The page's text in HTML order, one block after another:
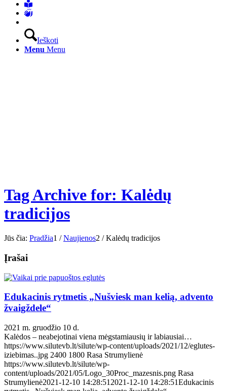
Ieškoti
Menu Menu
Tag Archive for: Kalėdų
tradicijos
Jūs čia: Pradžia1 / Naujienos2 / Kalėdų tradicijos
Įrašai
Edukacinis rytmetis „Nušviesk man kelią, advento
žvaigždele“
2021 m. gruodžio 10 d.
Kalėdos – neabejotinai viena mėgstamiausių ir labiausiai…
https://www.silutevb.lt/silute/wp-content/uploads/2021/12/eglutes-
iziebimas..jpg 2400 1800 Rasa Strumylienė
https://www.silutevb.lt/silute/wp-
content/uploads/2021/05/Logo_30Proc_mazesnis.png Rasa
Strumylienė2021-12-10 14:28:51 2021-12-10 14:28:51Edukacinis